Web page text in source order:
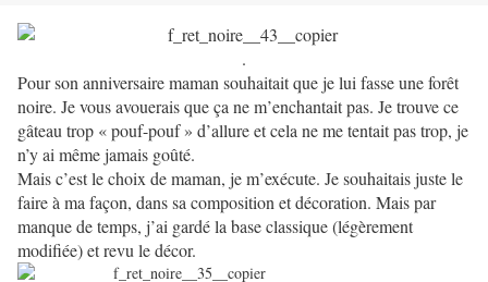
.
Pour son anniversaire maman souhaitait que je lui fasse une forêt
noire. Je vous avouerais que ça ne m’enchantait pas. Je trouve ce
gâteau trop « pouf-pouf » d’allure et cela ne me tentait pas trop, je
n’y ai même jamais goûté.
Mais c’est le choix de maman, je m’exécute. Je souhaitais juste le
faire à ma façon, dans sa composition et décoration. Mais par
manque de temps, j’ai gardé la base classique (légèrement
modifiée) et revu le décor.